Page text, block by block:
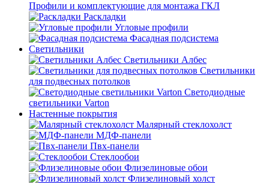
Профили и комплектующие для монтажа ГКЛ
Раскладки
Угловые профили
Фасадная подсистема
Светильники
Светильники Албес
Светильники
для подвесных потолков
Светодиодные
светильники Varton
Настенные покрытия
Малярный стеклохолст
МДФ-панели
Пвх-панели
Стеклообои
Флизелиновые обои
Флизелиновый холст